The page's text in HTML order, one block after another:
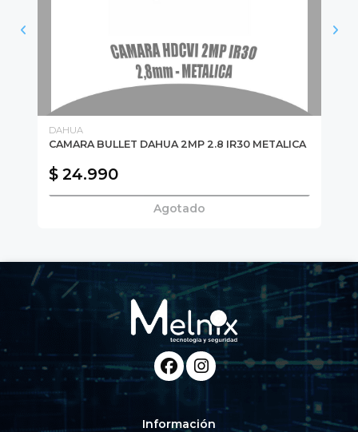
DAHUA
CAMARA BULLET DAHUA 2MP 2.8 IR30 METALICA
$ 24.990
Agotado
Información